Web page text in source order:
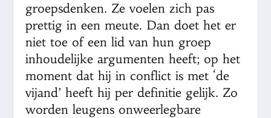
groepsdenken. Ze voelen zich pas
prettig in een meute. Dan doet het er
niet toe of een lid van hun groep
inhoudelijke argumenten heeft; op het
moment dat hij in conflict is met ‘de
vijand’ heeft hij per definitie gelijk. Zo
worden leugens onweerlegbare